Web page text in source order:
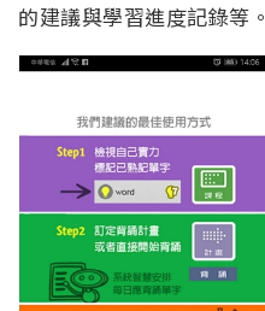
的建議與學習進度記錄等。